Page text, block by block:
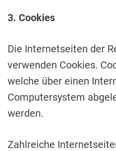
3. Cookies
Die Internetseiten der
verwenden Cookies.
welche über einen
Computersystem
werden.
Zahlreiche